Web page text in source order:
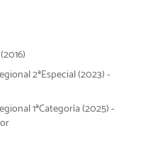
2ªEspecial (2023) -
1ªCategoría (2025) -